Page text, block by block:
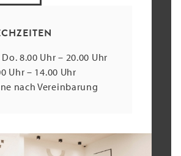
8.00 Uhr – 20.00 Uhr
Uhr – 14.00 Uhr
nach Vereinbarung